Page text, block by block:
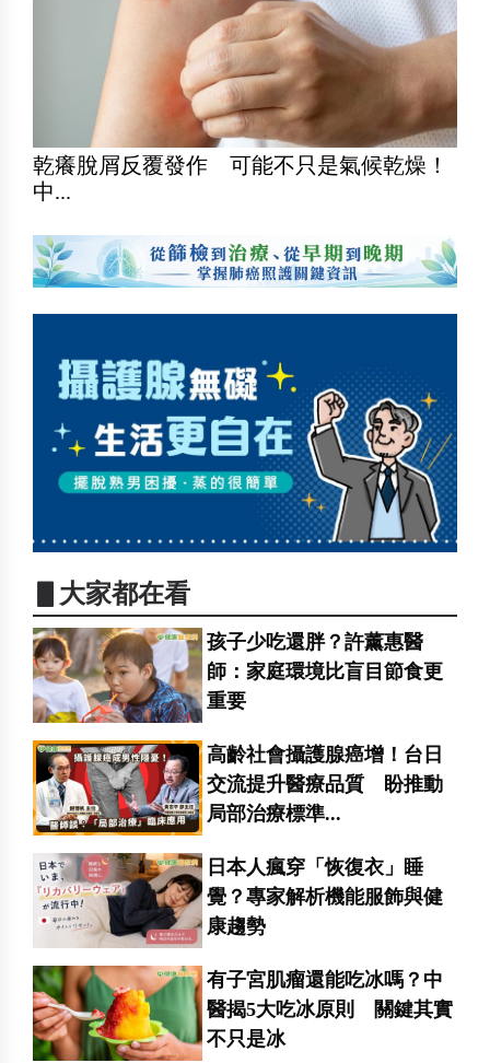
乾癢脫屑反覆發作 可能不只是氣候乾燥！
中...
▋大家都在看
孩子少吃還胖？許薰惠醫
師：家庭環境比盲目節食更
重要
高齡社會攝護腺癌增！台日
交流提升醫療品質 盼推動
局部治療標準...
日本人瘋穿「恢復衣」睡
覺？專家解析機能服飾與健
康趨勢
有子宮肌瘤還能吃冰嗎？中
醫揭5大吃冰原則 關鍵其實
不只是冰